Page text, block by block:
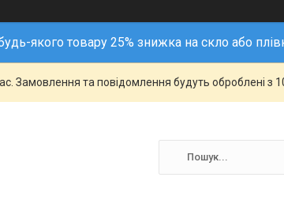
якого товару 25% знижка на скло або
Замовлення та повідомлення будуть оброблені з